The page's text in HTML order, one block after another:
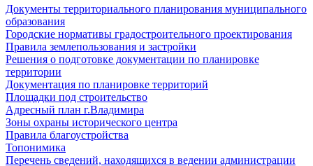
Документы территориального планирования муниципального
образования
Городские нормативы градостроительного проектирования
Правила землепользования и застройки
Решения о подготовке документации по планировке
территории
Документация по планировке территорий
Площадки под строительство
Адресный план г.Владимира
Зоны охраны исторического центра
Правила благоустройства
Топонимика
Перечень сведений, находящихся в ведении администрации